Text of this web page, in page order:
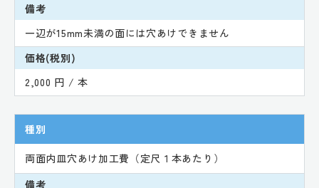
備考
一辺が15mm未満の面には穴あけできません
価格(税別)
2,000 円 / 本
種別
両面内皿穴あけ加工費（定尺１本あたり）
備考